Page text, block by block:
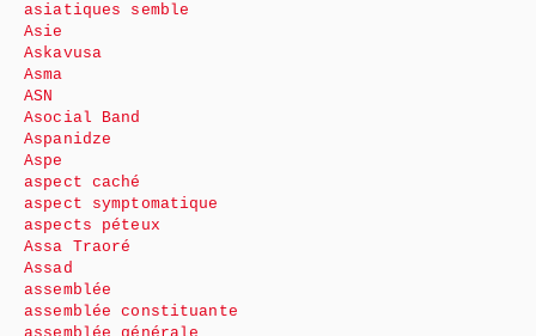
asiatiques semble
Asie
Askavusa
Asma
ASN
Asocial Band
Aspanidze
Aspe
aspect caché
aspect symptomatique
aspects péteux
Assa Traoré
Assad
assemblée
assemblée constituante